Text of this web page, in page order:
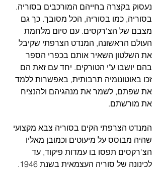
נעסוק בקצרה בחייהם המורכבים בסוריה.
בסוריה, כמו בסוריה, הכל מסובך. כך גם
מצבם של הצ'רקסים. עם סיום מלחמת
העולם הראשונה, המנדט הצרפתי שקיבל
את השלטון השאיר אותם בכפרי הספר
בהם יושבו ע"י הטורקים. יחד עם זאת הם
זכו באוטונומיה תרבותית, באפשרות ללמד
את שפתם, לשמר את מנהגיהם ולהנציח
את מורשתם.
המנדט הצרפתי הקים בסוריה צבא מקצועי
שהיה מבוסס על מיעוטים וכמובן מאליו
הצ'רקסים תפסו בו עמדות פיקוד, עד
לכינונה של סוריה העצמאית בשנת 1946.